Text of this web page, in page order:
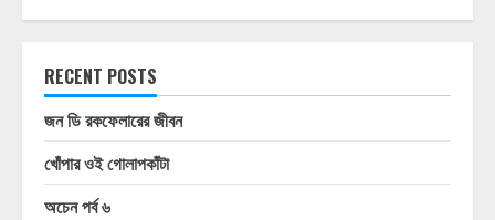
RECENT POSTS
জন ডি রকফেলারের জীবন
খোঁপার ওই গোলাপকাঁটা
অচেন পর্ব ৬